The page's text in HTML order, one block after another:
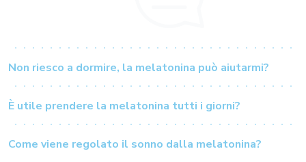
Non riesco a dormire, la melatonina può aiutarmi?
È utile prendere la melatonina tutti i giorni?
Come viene regolato il sonno dalla melatonina?